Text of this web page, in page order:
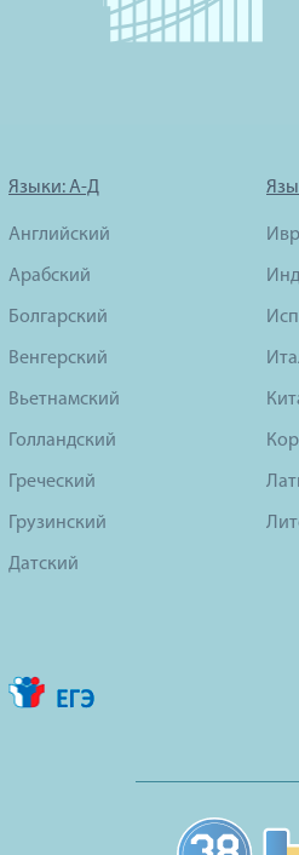
Языки: А-Д
Английский
Арабский
Болгарский
Венгерский
Вьетнамский
Голландский
Греческий
Грузинский
Датский